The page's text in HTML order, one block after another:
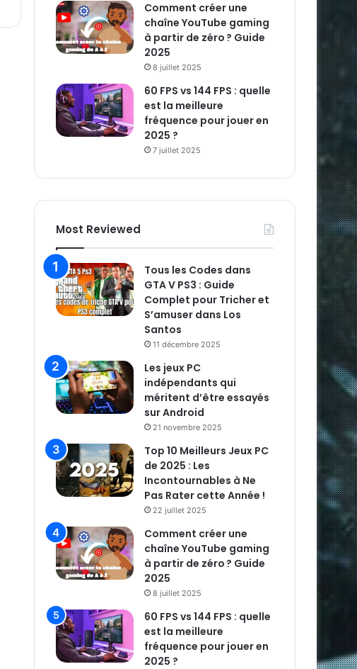
Comment créer une
chaîne YouTube gaming
à partir de zéro ? Guide
2025
8 juillet 2025
60 FPS vs 144 FPS : quelle
est la meilleure
fréquence pour jouer en
2025 ?
7 juillet 2025
Most Reviewed
Tous les Codes dans
GTA V PS3 : Guide
Complet pour Tricher et
S’amuser dans Los
Santos
11 décembre 2025
Les jeux PC
indépendants qui
méritent d’être essayés
sur Android
21 novembre 2025
Top 10 Meilleurs Jeux PC
de 2025 : Les
Incontournables à Ne
Pas Rater cette Année !
22 juillet 2025
Comment créer une
chaîne YouTube gaming
à partir de zéro ? Guide
2025
8 juillet 2025
60 FPS vs 144 FPS : quelle
est la meilleure
fréquence pour jouer en
2025 ?